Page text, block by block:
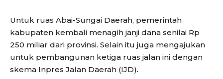
Untuk ruas Abai-Sungai Daerah, pemerintah
kabupaten kembali menagih janji dana senilai Rp
250 miliar dari provinsi. Selain itu juga mengajukan
untuk pembangunan ketiga ruas jalan ini dengan
skema Inpres Jalan Daerah (IJD).